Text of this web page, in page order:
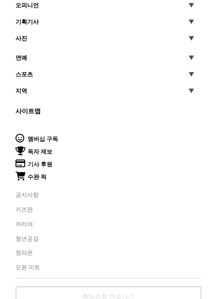
오피니언
기획기사
사진
연예
스포츠
지역
사이트맵
멤버십 구독
독자 제보
기사 후원
수완 픽
공지사항
키즈판
커리어
청년공감
청라온
오픈 미트
AI뉴스랩 바로가기